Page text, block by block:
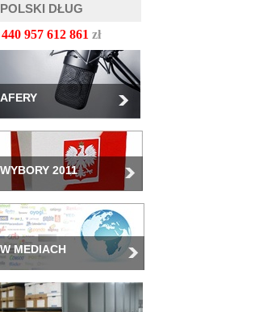
POLSKI DŁUG
957 614 903 zł
AFERY
WYBORY 2011
W MEDIACH